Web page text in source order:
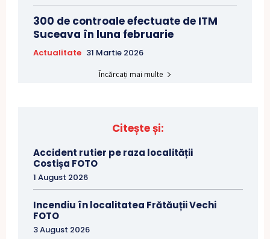
300 de controale efectuate de ITM
Suceava în luna februarie
Actualitate 31 Martie 2026
Încărcați mai multe
Citește și:
Accident rutier pe raza localității
Costișa FOTO
1 August 2026
Incendiu în localitatea Frătăuții Vechi
FOTO
3 August 2026